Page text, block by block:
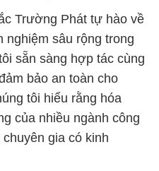
Trường Phát tự hào về
nghiệm sâu rộng trong
sẵn sàng hợp tác cùng
bảo an toàn cho
tôi hiểu rằng hóa
của nhiều ngành công
gia có kinh